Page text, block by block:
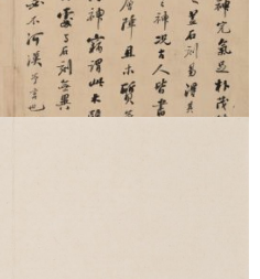
氏岳雪楼本）
种，历来被不少书家、学者视为